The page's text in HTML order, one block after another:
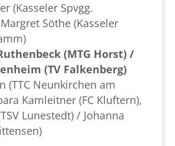
(Kasseler Spvgg.
Söthe (Kasseler
(MTG Horst) /
(TV Falkenberg)
(TTC Neunkirchen am
Kamleitner (FC Kluftern),
Lunestedt) / Johanna